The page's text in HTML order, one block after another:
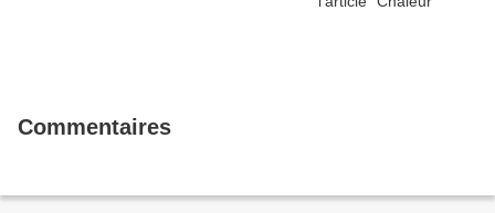
Commentaires